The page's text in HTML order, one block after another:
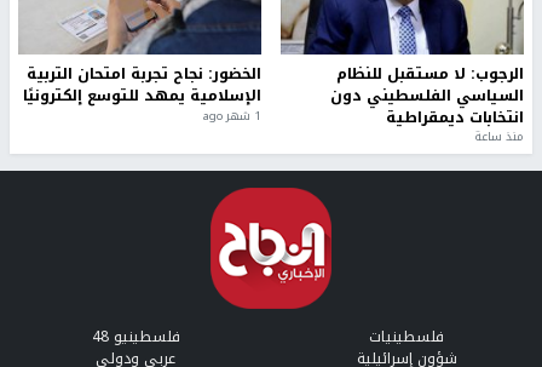
الرجوب: لا مستقبل للنظام
السياسي الفلسطيني دون
انتخابات ديمقراطية
منذ ساعة
الخضور: نجاح تجربة امتحان التربية
الإسلامية يمهد للتوسع إلكترونيًا
1 شهر ago
فلسطينيات فلسطينيو 48
شؤون إسرائيلية عربي ودولي